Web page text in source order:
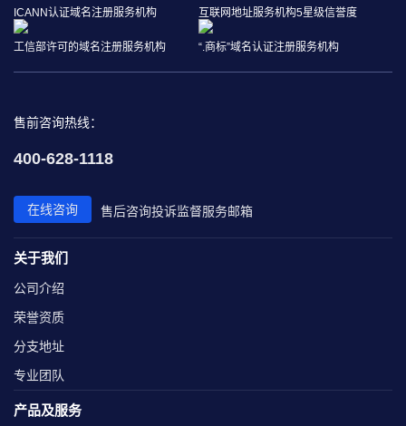
ICANN认证域名注册服务机构 互联网地址服务机构5星级信誉度
工信部许可的域名注册服务机构 “.商标”域名认证注册服务机构
售前咨询热线：
400-628-1118
在线咨询 售后咨询投诉监督服务邮箱
关于我们
公司介绍
荣誉资质
分支地址
专业团队
产品及服务